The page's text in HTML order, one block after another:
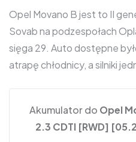
Opel Movano B jest to II
Sovab na podzespołach
sięga 29. Auto dostępne
atrapę chłodnicy, a silniki
Akumulator do Opel
2.3 CDTI [RWD]